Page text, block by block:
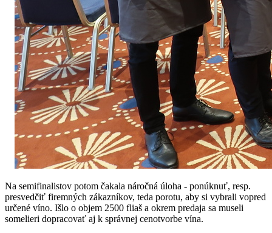
Na semifinalistov potom čakala náročná úloha - ponúknuť, resp.
presvedčiť firemných zákazníkov, teda porotu, aby si vybrali vopred
určené víno. Išlo o objem 2500 fliaš a okrem predaja sa museli
somelieri dopracovať aj k správnej cenotvorbe vína.